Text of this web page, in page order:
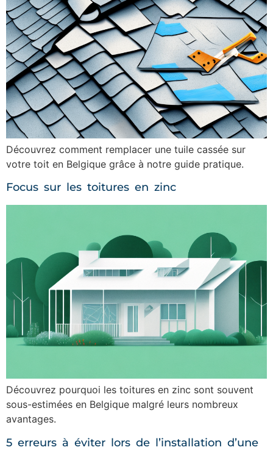
Découvrez comment remplacer une tuile cassée sur
votre toit en Belgique grâce à notre guide pratique.
Focus sur les toitures en zinc
Découvrez pourquoi les toitures en zinc sont souvent
sous-estimées en Belgique malgré leurs nombreux
avantages.
5 erreurs à éviter lors de l’installation d’une